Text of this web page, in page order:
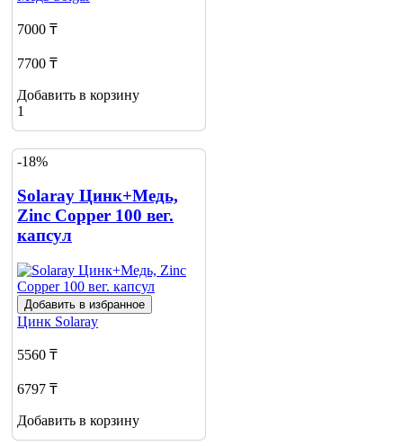
7000 ₸
7700 ₸
Добавить в корзину
1
-18%
Solaray Цинк+Медь,
Zinc Copper 100 вег.
капсул
Добавить в избранное
Цинк Solaray
5560 ₸
6797 ₸
Добавить в корзину